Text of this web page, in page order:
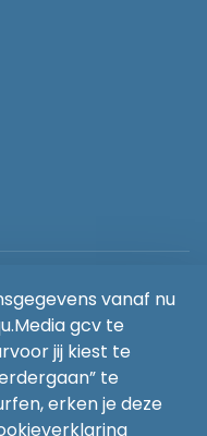
België
vanaf nu
gcv te
jij kiest te
te
erken je deze